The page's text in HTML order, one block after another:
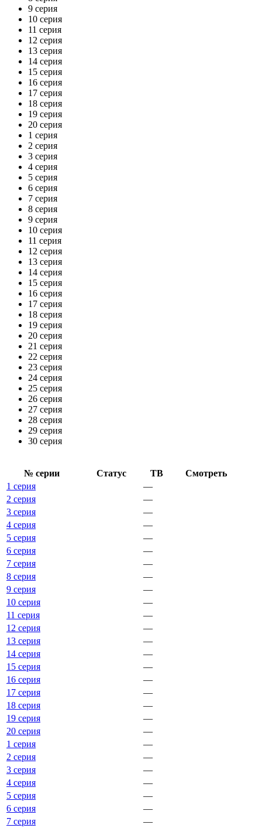
9 серия
10 серия
11 серия
12 серия
13 серия
14 серия
15 серия
16 серия
17 серия
18 серия
19 серия
20 серия
1 серия
2 серия
3 серия
4 серия
5 серия
6 серия
7 серия
8 серия
9 серия
10 серия
11 серия
12 серия
13 серия
14 серия
15 серия
16 серия
17 серия
18 серия
19 серия
20 серия
21 серия
22 серия
23 серия
24 серия
25 серия
26 серия
27 серия
28 серия
29 серия
30 серия
№ се­рии Ста­тус ТВ
Смот­реть
1 серия
—
2 серия
—
3 серия
—
4 серия
—
5 серия
—
6 серия
—
7 серия
—
8 серия
—
9 серия
—
10 серия
—
11 серия
—
12 серия
—
13 серия
—
14 серия
—
15 серия
—
16 серия
—
17 серия
—
18 серия
—
19 серия
—
20 серия
—
1 серия
—
2 серия
—
3 серия
—
4 серия
—
5 серия
—
6 серия
—
7 серия
—